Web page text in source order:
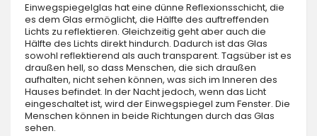
Einwegspiegelglas hat eine dünne Reflexionsschicht, die
es dem Glas ermöglicht, die Hälfte des auftreffenden
Lichts zu reflektieren. Gleichzeitig geht aber auch die
Hälfte des Lichts direkt hindurch. Dadurch ist das Glas
sowohl reflektierend als auch transparent. Tagsüber ist es
draußen hell, so dass Menschen, die sich draußen
aufhalten, nicht sehen können, was sich im Inneren des
Hauses befindet. In der Nacht jedoch, wenn das Licht
eingeschaltet ist, wird der Einwegspiegel zum Fenster. Die
Menschen können in beide Richtungen durch das Glas
sehen.